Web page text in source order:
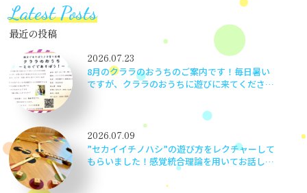
Latest Posts
最近の投稿
2026.07.23
8月のクララのおうちのご案内です！毎日暑い
ですが、クララのおうちに遊びに来てください
2026.07.09
”セカイイチノハシ”の遊び方をレクチャーして
もらいました！感覚統合理論を用いてお話しし
てもらい、とても勉強になりました。楽しく学
べて嬉しかったです！